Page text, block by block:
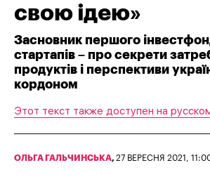
свою ідею»
Засновник першого
стартапів – про секрети
продуктів і перспективи
кордоном
Этот текст также доступен на
ОЛЬГА ГАЛЬЧИНСЬКА, 27 ВЕРЕСНЯ 2021,